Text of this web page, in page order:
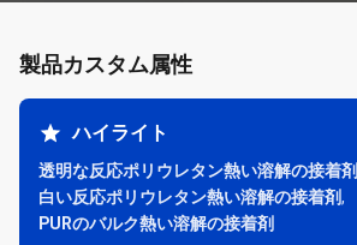
製品カスタム属性
ハイライト
透明な反応ポリウレタン熱い溶解の接着剤
白い反応ポリウレタン熱い溶解の接着剤,
PURのバルク熱い溶解の接着剤